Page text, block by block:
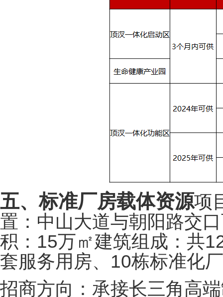
五、标准厂房载体资源项
置：中山大道与朝阳路交
积：15万㎡建筑组成：共
套服务用房、10栋标准化
招商方向：承接长三角高